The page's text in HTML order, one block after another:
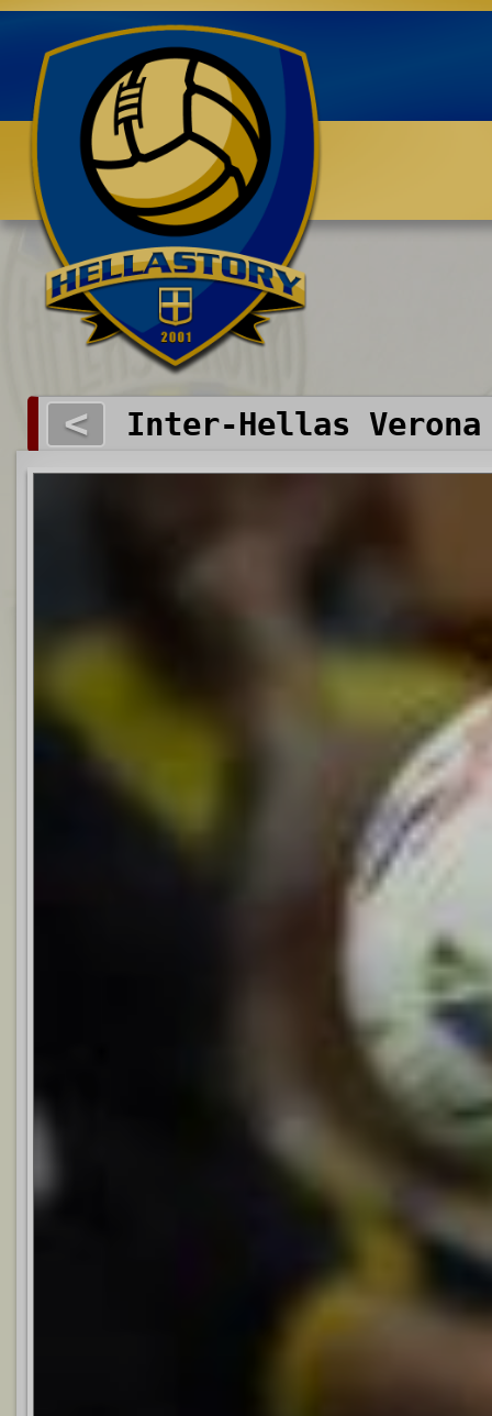
Benvenuti su HELLASTORY.net
< Inter-Hellas